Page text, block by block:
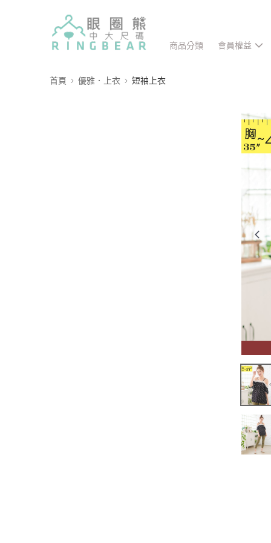
商品分類 會員權益
首頁 優雅．上衣 短袖上衣